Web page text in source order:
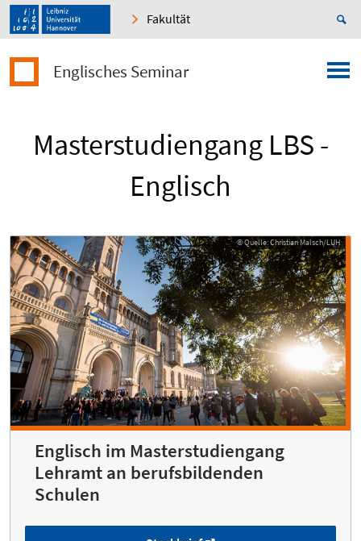
Fakultät
Englisches Seminar
Masterstudiengang LBS -
Englisch
© Quelle: Christian Malsch/LUH
© Quelle: Christian Malsch/LUH
Englisch im Masterstudiengang
Lehramt an berufsbildenden
Schulen